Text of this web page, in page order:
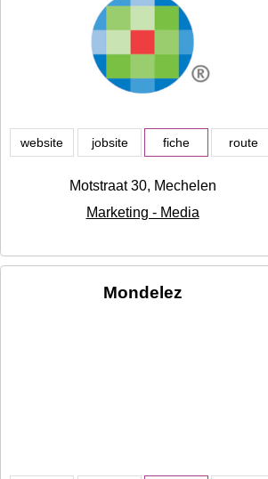
website jobsite fiche route
Motstraat 30, Mechelen
Marketing - Media
Mondelez